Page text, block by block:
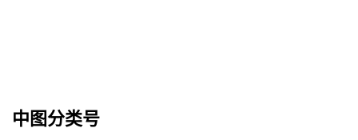
中图分类号